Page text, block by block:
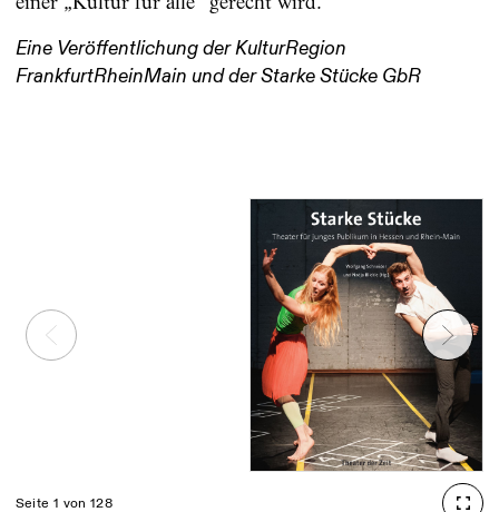
Eine Veröffentlichung der KulturRegion
FrankfurtRheinMain und der Starke Stücke GbR
Seite 1 von 128